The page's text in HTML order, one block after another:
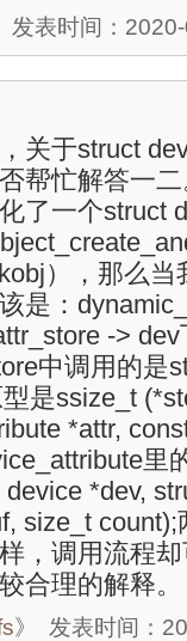
发表时间：
关于struct
帮忙解答一
了一个struct
），那么
是：
->
中调用的是
是ssize_t
*attr,
里
device *dev,
size_t
，调用流程
合理的解释。
》 发表时间：